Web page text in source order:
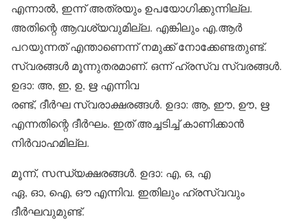
എന്നാല്‍, ഇന്ന് അത്രയും ഉപയോഗിക്കുന്നില്ല.
അതിന്റെ ആവശ്യവുമില്ല. എങ്കിലും എ.ആര്‍
പറയുന്നത് എന്താണെന്ന് നമുക്ക് നോക്കേണ്ടതുണ്ട്.
സ്വരങ്ങള്‍ മൂന്നുതരമാണ്. ഒന്ന് ഹ്രസ്വ സ്വരങ്ങള്‍.
ഉദാ: അ, ഇ, ഉ, ഋ എന്നിവ
രണ്ട്, ദീര്‍ഘ സ്വരാക്ഷരങ്ങള്‍. ഉദാ: ആ, ഈ, ഊ, ഋ
എന്നതിന്റെ ദീര്‍ഘം. ഇത് അച്ചടിച്ച് കാണിക്കാന്‍
നിര്‍വാഹമില്ല.
മൂന്ന്, സന്ധ്യക്ഷരങ്ങള്‍. ഉദാ: എ, ഒ, എ
ഏ, ഓ, ഐ, ഔ എന്നിവ. ഇതിലും ഹ്രസ്വവും
ദീര്‍ഘവുമുണ്ട്.